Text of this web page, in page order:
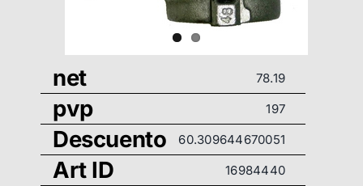
net 78.19
pvp 197
Descuento 60.309644670051
Art ID 16984440